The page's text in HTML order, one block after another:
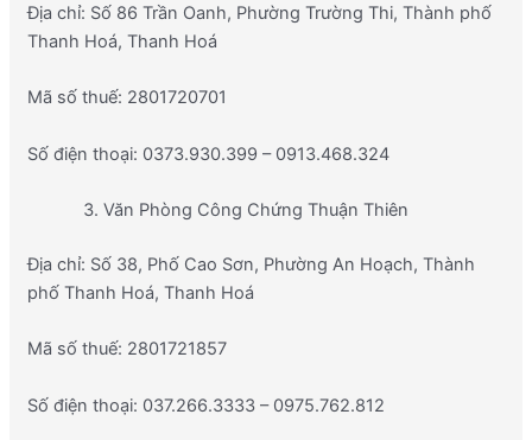
Địa chỉ: Số 86 Trần Oanh, Phường Trường Thi, Thành phố
Thanh Hoá, Thanh Hoá
Mã số thuế: 2801720701
Số điện thoại: 0373.930.399 – 0913.468.324
Văn Phòng Công Chứng Thuận Thiên
Địa chỉ: Số 38, Phố Cao Sơn, Phường An Hoạch, Thành
phố Thanh Hoá, Thanh Hoá
Mã số thuế: 2801721857
Số điện thoại: 037.266.3333 – 0975.762.812